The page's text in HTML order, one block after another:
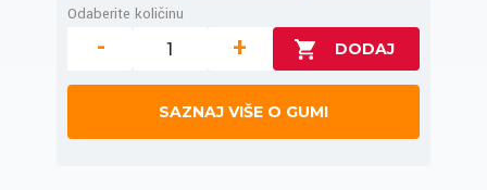
Odaberite količinu
- +
SAZNAJ VIŠE O GUMI